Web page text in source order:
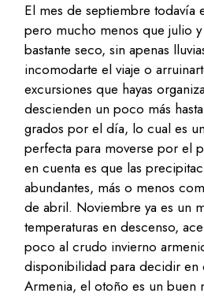
El mes de septiembre todavía
pero mucho menos que julio
bastante seco, sin apenas
incomodarte el viaje o
excursiones que hayas
descienden un poco más
grados por el día, lo cual es
perfecta para moverse por el
en cuenta es que las
abundantes, más o menos
de abril. Noviembre ya es un
temperaturas en descenso,
poco al crudo invierno
disponibilidad para decidir en
Armenia, el otoño es un buen